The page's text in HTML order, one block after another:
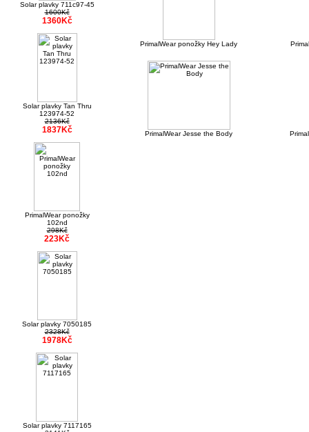
Solar plavky 711c97-45
1600Kč
1360Kč
Solar plavky Tan Thru
123974-52
2136Kč
1837Kč
PrimalWear ponožky
102nd
298Kč
223Kč
Solar plavky 7050185
2328Kč
1978Kč
Solar plavky 7117165
PrimalWear ponožky Hey Lady
PrimalWear Jesse the Body